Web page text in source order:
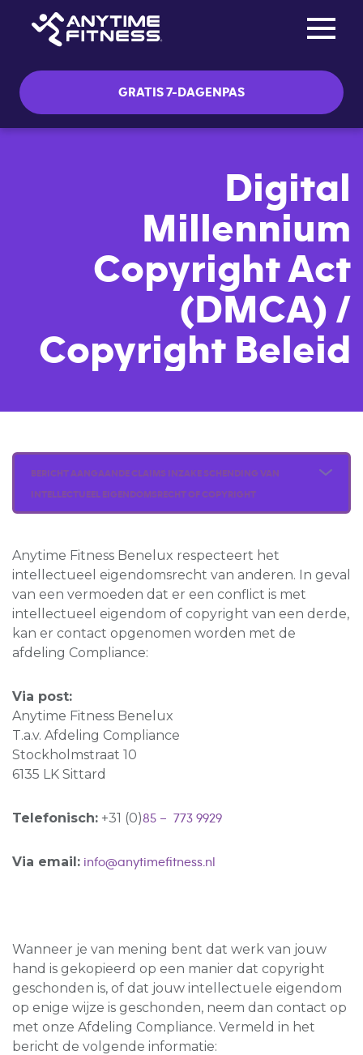
GRATIS 7-DAGENPAS
Digital
Millennium
Copyright Act
(DMCA) /
Copyright Beleid
BERICHT AANGAANDE CLAIMS INZAKE SCHENDING VAN
INTELLECTUEEL EIGENDOMSRECHT OF COPYRIGHT
Anytime Fitness Benelux respecteert het
intellectueel eigendomsrecht van anderen. In geval
van een vermoeden dat er een conflict is met
intellectueel eigendom of copyright van een derde,
kan er contact opgenomen worden met de
afdeling Compliance:
Via post:
Anytime Fitness Benelux
T.a.v. Afdeling Compliance
Stockholmstraat 10
6135 LK Sittard
Telefonisch: +31 (0)85 – 773 9929
Via email: info@anytimefitness.nl
Wanneer je van mening bent dat werk van jouw
hand is gekopieerd op een manier dat copyright
geschonden is, of dat jouw intellectuele eigendom
op enige wijze is geschonden, neem dan contact op
met onze Afdeling Compliance. Vermeld in het
bericht de volgende informatie: